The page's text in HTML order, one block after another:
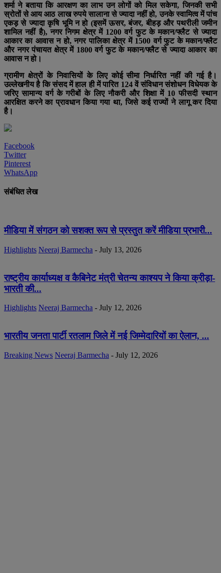
शर्मा ने बताया कि आरक्षण का लाभ उन लोगों को मिल सकेगा, जिनकी सभी
स्रोतों से आय आठ लाख रुपये सालाना से ज्यादा नहीं हो, उनके स्वामित्व में पांच
एकड़ से ज्यादा कृषि भूमि न हो (इसमें ऊसर, बंजर, बीहड़ और पथरीली जमीन
शामिल नहीं है), नगर निगम क्षेत्र में 1200 वर्ग फुट के मकान/फ्लैट से ज्यादा
आकार का आवास न हो, नगर पालिका क्षेत्र में 1500 वर्ग फुट के मकान/फ्लैट
और नगर पंचायत क्षेत्र में 1800 वर्ग फुट के मकान/फ्लैट से ज्यादा आकार का
आवास न हो।
ग्रामीण क्षेत्रों के निवासियों के लिए कोई सीमा निर्धारित नहीं की गई है।
उल्लेखनीय है कि संसद में हाल ही में पारित 124 वें संविधान संशोधन विधेयक के
जरिए सामान्य वर्ग के गरीबों के लिए नौकरी और शिक्षा में 10 फीसदी स्थान
आरक्षित करने का प्रावधान किया गया था, जिसे कई राज्यों ने लागू कर दिया
है।
Facebook
Twitter
Pinterest
WhatsApp
संबंधित लेख
मीडिया में संगठन को सशक्त रूप से प्रस्तुत करें मीडिया प्रभारी...
Highlights Neeraj Barmecha - July 13, 2026
राष्ट्रीय कार्याध्यक्ष व कैबिनेट मंत्री चेतन्य काश्यप ने किया क्रीड़ा-
भारती की...
Highlights Neeraj Barmecha - July 12, 2026
भारतीय जनता पार्टी रतलाम जिले में नई जिम्मेदारियों का ऐलान, ...
Breaking News Neeraj Barmecha - July 12, 2026